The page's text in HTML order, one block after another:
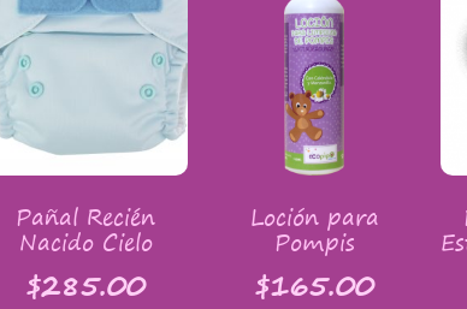
Pañal Recién
Nacido Cielo
$285.00
Loción para
Pompis
$165.00